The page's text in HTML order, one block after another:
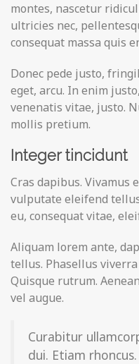
montes, nascetur
ultricies nec,
consequat massa quis
Donec pede justo,
eget, arcu. In enim
venenatis vitae, justo.
mollis pretium.
Integer tincidunt
Cras dapibus. Vivamus
vulputate eleifend
eu, consequat vitae,
Aliquam lorem ante,
tellus. Phasellus
Quisque rutrum.
vel augue.
Curabitur
dui. Etiam